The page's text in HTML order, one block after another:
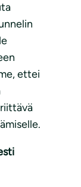
ettei